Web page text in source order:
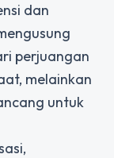
dan
perjuangan
melainkan
untuk